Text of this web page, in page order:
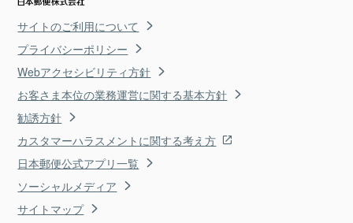
サイトのご利用について
プライバシーポリシー
Webアクセシビリティ方針
お客さま本位の業務運営に関する基本方針
勧誘方針
カスタマーハラスメントに関する考え方
日本郵便公式アプリ一覧
ソーシャルメディア
サイトマップ